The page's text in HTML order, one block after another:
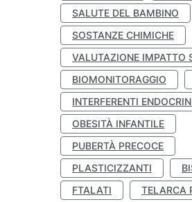
SALUTE DEL BAMBINO
SOSTANZE CHIMICHE
VALUTAZIONE IMPATTO
BIOMONITORAGGIO
INTERFERENTI
OBESITÀ INFANTILE
PUBERTÀ PRECOCE
PLASTICIZZANTI
FTALATI
TELARCA